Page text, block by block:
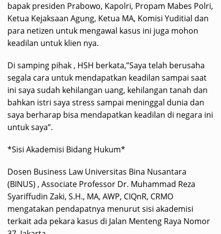
bapak presiden Prabowo, Kapolri, Propam Mabes Polri,
Ketua Kejaksaan Agung, Ketua MA, Komisi Yuditial dan
para netizen untuk mengawal kasus ini juga mohon
keadilan untuk klien nya.
Di samping pihak , HSH berkata,”Saya telah berusaha
segala cara untuk mendapatkan keadilan sampai saat
ini saya sudah kehilangan uang, kehilangan tanah dan
bahkan istri saya stress sampai meninggal dunia dan
saya berharap bisa mendapatkan keadilan di negara ini
untuk saya”.
*Sisi Akademisi Bidang Hukum*
Dosen Business Law Universitas Bina Nusantara
(BINUS) , Associate Professor Dr. Muhammad Reza
Syariffudin Zaki, S.H., MA, AWP, CIQnR, CRMO
mengatakan pendapatnya menurut sisi akademisi
terkait ada pekara kasus di Jalan Menteng Raya Nomor